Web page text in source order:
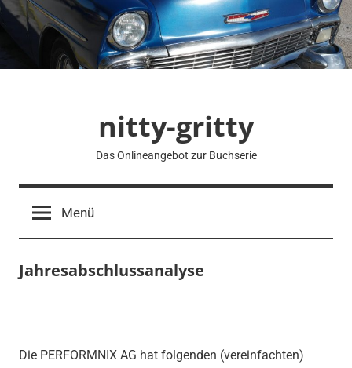
Zum
Inhalt
nitty-gritty
Das Onlineangebot zur Buchserie
Menü
Jahresabschlussanalyse
Die PERFORMNIX AG hat folgenden (vereinfachten)